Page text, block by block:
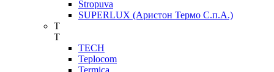
Stropuva
SUPERLUX (Аристон Термо С.п.А.)
T
T
TECH
Teplocom
Termica